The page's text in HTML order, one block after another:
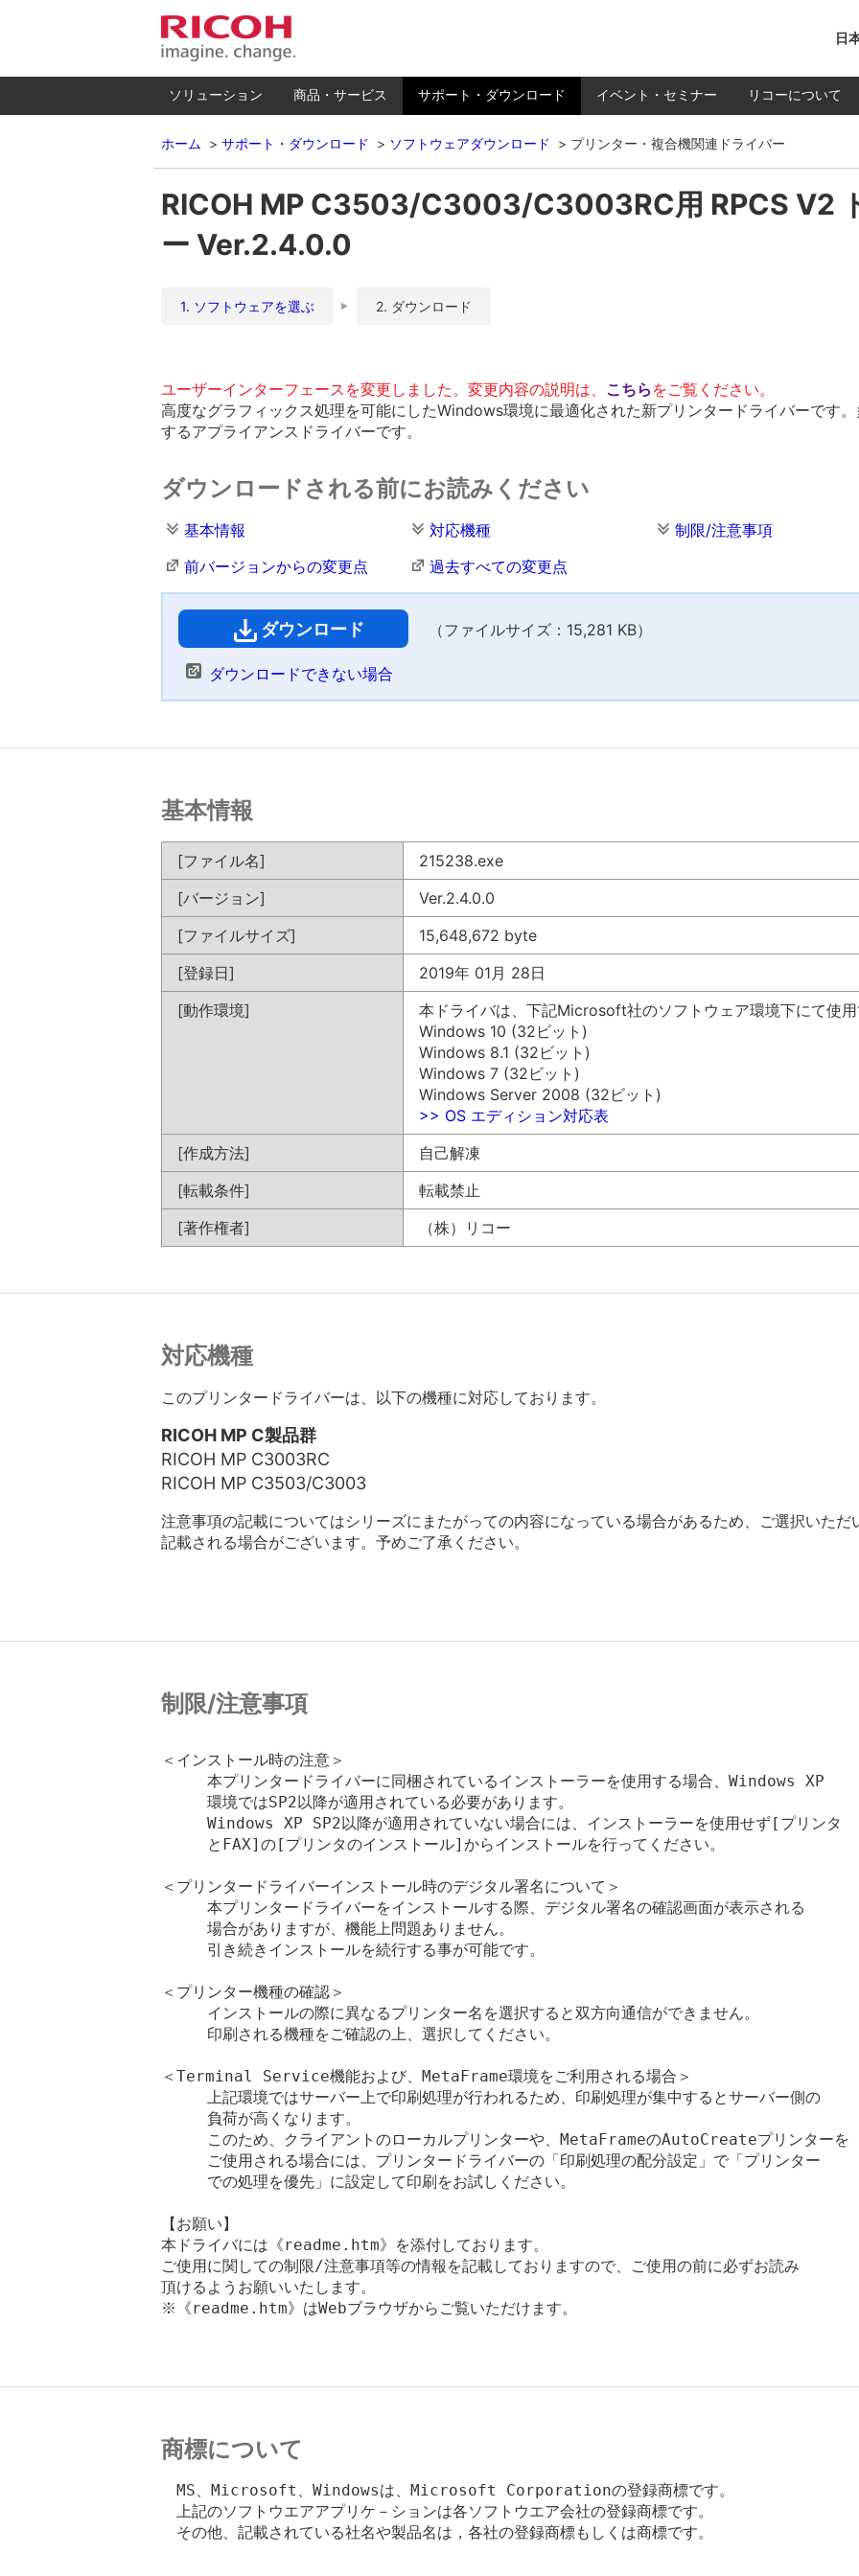
日
ソリューション 商品・サービス サポート・ダウンロード イベント・セミナー リコーについて
ホーム サポート・ダウンロード ソフトウェアダウンロード プリンター・複合機関連ドライバー
RICOH MP C3503/C3003/C3003RC用 RPCS V2
ー Ver.2.4.0.0
1. ソフトウェアを選ぶ 2. ダウンロード
ユーザーインターフェースを変更しました。変更内容の説明は、 こちら をご覧ください。
高度なグラフィックス処理を可能にしたWindows環境に最適化された新プリンタードライバーです
するアプライアンスドライバーです。
ダウンロードされる前にお読みください
基本情報 対応機種 制限/注意事項
前バージョンからの変更点
過去すべての変更点
ダウンロード （ファイルサイズ：15,281 KB）
ダウンロードできない場合
基本情報
[ファイル名]
215238.exe
[バージョン]
Ver.2.4.0.0
[ファイルサイズ]
15,648,672 byte
[登録日]
2019年 01月 28日
[動作環境]
本ドライバは、下記Microsoft社のソフトウェア環境下にて使用
Windows 10 (32ビット)
Windows 8.1 (32ビット)
Windows 7 (32ビット)
Windows Server 2008 (32ビット)
>> OS エディション対応表
[作成方法]
自己解凍
[転載条件]
転載禁止
[著作権者]
（株）リコー
対応機種
このプリンタードライバーは、以下の機種に対応しております。
RICOH MP C製品群
RICOH MP C3003RC
RICOH MP C3503/C3003
注意事項の記載についてはシリーズにまたがっての内容になっている場合があるため、ご選択いた
記載される場合がございます。予めご了承ください。
制限/注意事項
＜インストール時の注意＞
本プリンタードライバーに同梱されているインストーラーを使用する場合、Windows XP
環境ではSP2以降が適用されている必要があります。
Windows XP SP2以降が適用されていない場合には、インストーラーを使用せず[プリンタ
とFAX]の[プリンタのインストール]からインストールを行ってください。
＜プリンタードライバーインストール時のデジタル署名について＞
本プリンタードライバーをインストールする際、デジタル署名の確認画面が表示される
場合がありますが、機能上問題ありません。
引き続きインストールを続行する事が可能です。
＜プリンター機種の確認＞
インストールの際に異なるプリンター名を選択すると双方向通信ができません。
印刷される機種をご確認の上、選択してください。
＜Terminal Service機能および、MetaFrame環境をご利用される場合＞
上記環境ではサーバー上で印刷処理が行われるため、印刷処理が集中するとサーバー側の
負荷が高くなります。
このため、クライアントのローカルプリンターや、MetaFrameのAutoCreateプリンターを
ご使用される場合には、プリンタードライバーの「印刷処理の配分設定」で「プリンター
での処理を優先」に設定して印刷をお試しください。
【お願い】
本ドライバには《readme.htm》を添付しております。
ご使用に関しての制限/注意事項等の情報を記載しておりますので、ご使用の前に必ずお読み
頂けるようお願いいたします。
※《readme.htm》はWebブラウザからご覧いただけます。
商標について
MS、Microsoft、Windowsは、Microsoft Corporationの登録商標です。
上記のソフトウエアアプリケ－ションは各ソフトウエア会社の登録商標です。
その他、記載されている社名や製品名は，各社の登録商標もしくは商標です。